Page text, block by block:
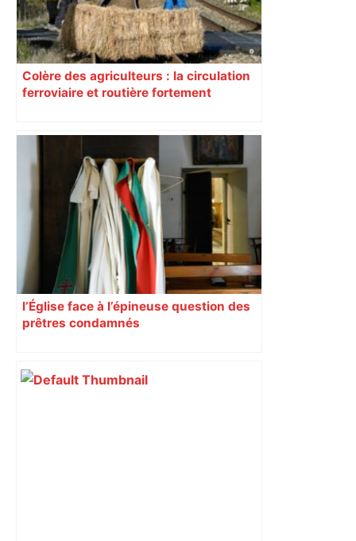
Colère des agriculteurs : la circulation
ferroviaire et routière fortement
l’Église face à l’épineuse question des
prêtres condamnés